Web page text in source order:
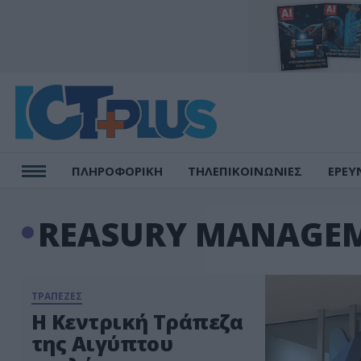
ΠΛΗΡΟΦΟΡΙΚΗ ΤΗΛΕΠΙΚΟΙΝΩΝΙΕΣ
REASURY
ΤΡΑΠΕΖΕΣ
Η Κεντρική Τράπεζα
της Αιγύπτου